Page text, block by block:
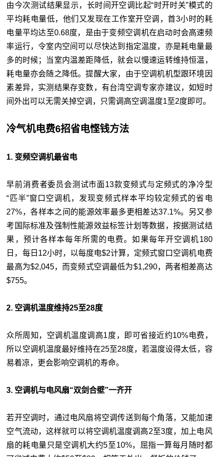
由今次测试结果显示，长时间开空调比起“时开时关”模式的
平均耗电量低，他们又发现在工作室开空调，首3小时的耗
电量平均达至0.68度，是由于变频空调机在启动时会高速频
率运行，令室内空间可以尽快达到指定温度，亦是耗电量最
多的时候；当室内温差距降低，就会以慢速运转维持恒温，
耗电量亦会随之降低。提醒大家，由于空调机机型跟环境因
素差异，实测结果存变数，有台湾空调专家亦建议，如短时
间外出可以无需关掉空调，只需调高空调温度1至2度即可。
冷气机电费6招省电悭钱方法
1. 变频空调机最省电
早前消费者委员会测试市面13款变频式与定频式的净冷型
“匹半”窗口空调机，发现变频式样本平均较定频式的省电
27%，各样本之间的能源效率最多更相差达37.1%。另又参
考国际标准及强制性能源效益标签计划等数据，按据测试结
果，预计各样本每年所需的电费。如果每年开空调机180
日，每日12小时，以每度电$2计算，定频式窗口空调机电费
最高为$2,045，而变频式空调最低为$1,290，两者相差高达
$755。
2. 空调机温度维持25至28度
众所周知，空调机温度调高1度，即可省接近约10%电费，
所以空调机温度最好维持在25至28度，若温度设得太低，容
易着凉，更会影响空调机的寿命。
3. 空调机与电风扇“双剑合壁”一齐开
若开空调时，通过电风扇将空调传送到每个角落，又能加速
空气流动，这样就可以将空调机温度调高2至3度，加上电风
扇的耗电量只是空调机大约5至10%，屈指一算每月随时都